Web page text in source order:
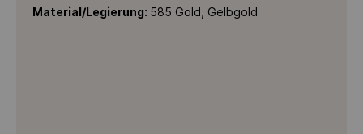
Material/Legierung: 585 Gold, Gelbgold